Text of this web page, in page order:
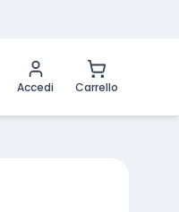
Accedi Carrello
0 articoli